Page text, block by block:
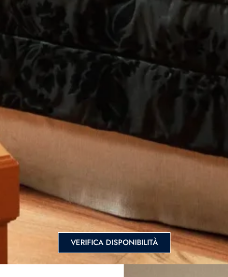
VERIFICA DISPONIBILITÀ